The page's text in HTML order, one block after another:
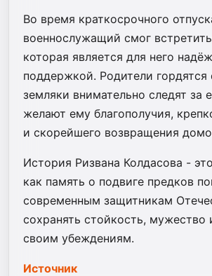
Во время краткосрочного
военнослужащий смог
которая является для него
поддержкой. Родители
земляки внимательно следят за
желают ему благополучия,
и скорейшего возвращения
История Ризвана Колдасова -
как память о подвиге предков
современным защитникам
сохранять стойкость, мужество
своим убеждениям.
Источник